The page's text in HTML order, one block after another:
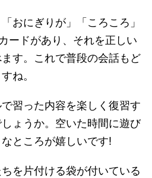
おにぎりが」「ころころ」
ードがあり、それを正しい
す。これで普段の会話もど
ね。
習った内容を楽しく復習す
ょうか。空いた時間に遊び
ところが嬉しいです!
を片付ける袋が付いている